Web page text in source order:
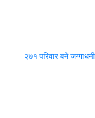
२७१ परिवार बने